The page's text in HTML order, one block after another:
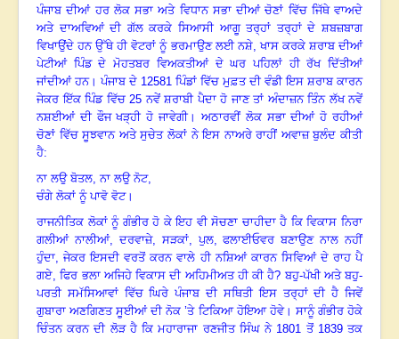
ਪੰਜਾਬ ਦੀਆਂ ਹਰ ਲੋਕ ਸਭਾ ਅਤੇ ਵਿਧਾਨ ਸਭਾ ਦੀਆਂ ਚੋਣਾਂ ਵਿੱਚ ਜਿੱਥੇ ਵਾਅਦੇ
ਅਤੇ ਦਾਅਵਿਆਂ ਦੀ ਗੱਲ ਕਰਕੇ ਸਿਆਸੀ ਆਗੂ ਤਰ੍ਹਾਂ ਤਰ੍ਹਾਂ ਦੇ ਸ਼ਬਜ਼ਬਾਗ
ਵਿਖਾਉਂਦੇ ਹਨ ਉੱਥੇ ਹੀ ਵੋਟਰਾਂ ਨੂੰ ਭਰਮਾਉਣ ਲਈ ਨਸ਼ੇ, ਖਾਸ ਕਰਕੇ ਸ਼ਰਾਬ ਦੀਆਂ
ਪੇਟੀਆਂ ਪਿੰਡ ਦੇ ਮੋਹਤਬਰ ਵਿਅਕਤੀਆਂ ਦੇ ਘਰ ਪਹਿਲਾਂ ਹੀ ਰੱਖ ਦਿੱਤੀਆਂ
ਜਾਂਦੀਆਂ ਹਨ। ਪੰਜਾਬ ਦੇ 12581 ਪਿੰਡਾਂ ਵਿੱਚ ਮੁਫ਼ਤ ਦੀ ਵੰਡੀ ਇਸ ਸ਼ਰਾਬ ਕਾਰਨ
ਜੇਕਰ ਇੱਕ ਪਿੰਡ ਵਿੱਚ 25 ਨਵੇਂ ਸ਼ਰਾਬੀ ਪੈਦਾ ਹੋ ਜਾਣ ਤਾਂ ਅੰਦਾਜ਼ਨ ਤਿੰਨ ਲੱਖ ਨਵੇਂ
ਨਸ਼ਈਆਂ ਦੀ ਫੌਜ ਖੜ੍ਹੀ ਹੋ ਜਾਵੇਗੀ। ਅਠਾਰਵੀਂ ਲੋਕ ਸਭਾ ਦੀਆਂ ਹੋ ਰਹੀਆਂ
ਚੋਣਾਂ ਵਿੱਚ ਸੂਝਵਾਨ ਅਤੇ ਸੁਚੇਤ ਲੋਕਾਂ ਨੇ ਇਸ ਨਾਅਰੇ ਰਾਹੀਂ ਅਵਾਜ਼ ਬੁਲੰਦ ਕੀਤੀ
ਹੈ:
ਨਾ ਲਉ ਬੋਤਲ, ਨਾ ਲਉ ਨੋਟ,
ਚੰਗੇ ਲੋਕਾਂ ਨੂੰ ਪਾਵੋ ਵੋਟ।
ਰਾਜਨੀਤਿਕ ਲੋਕਾਂ ਨੂੰ ਗੰਭੀਰ ਹੋ ਕੇ ਇਹ ਵੀ ਸੋਚਣਾ ਚਾਹੀਦਾ ਹੈ ਕਿ ਵਿਕਾਸ ਨਿਰਾ
ਗਲੀਆਂ ਨਾਲੀਆਂ, ਦਰਵਾਜ਼ੇ, ਸੜਕਾਂ, ਪੁਲ,ਫਲਾਈਓਵਰ ਬਣਾਉਣ ਨਾਲ ਨਹੀਂ
ਹੁੰਦਾ, ਜੇਕਰ ਇਸਦੀ ਵਰਤੋਂ ਕਰਨ ਵਾਲੇ ਹੀ ਨਸ਼ਿਆਂ ਕਾਰਨ ਸਿਵਿਆਂ ਦੇ ਰਾਹ ਪੈ
ਗਏ,ਫਿਰ ਭਲਾ ਅਜਿਹੇ ਵਿਕਾਸ ਦੀ ਅਹਿਮੀਅਤ ਹੀ ਕੀ ਹੈ? ਬਹੁ-ਪੱਖੀ ਅਤੇ ਬਹੁ-
ਪਰਤੀ ਸਮੱਸਿਆਵਾਂ ਵਿੱਚ ਘਿਰੇ ਪੰਜਾਬ ਦੀ ਸਥਿਤੀ ਇਸ ਤਰ੍ਹਾਂ ਦੀ ਹੈ ਜਿਵੇਂ
ਗੁਬਾਰਾ ਅਣਗਿਣਤ ਸੂਈਆਂ ਦੀ ਨੋਕ ’ਤੇ ਟਿਕਿਆ ਹੋਇਆ ਹੋਵੇ। ਸਾਨੂੰ ਗੰਭੀਰ ਹੋਕੇ
ਚਿੰਤਨ ਕਰਨ ਦੀ ਲੋੜ ਹੈ ਕਿ ਮਹਾਰਾਜਾ ਰਣਜੀਤ ਸਿੰਘ ਨੇ 1801 ਤੋਂ 1839ਤਕ